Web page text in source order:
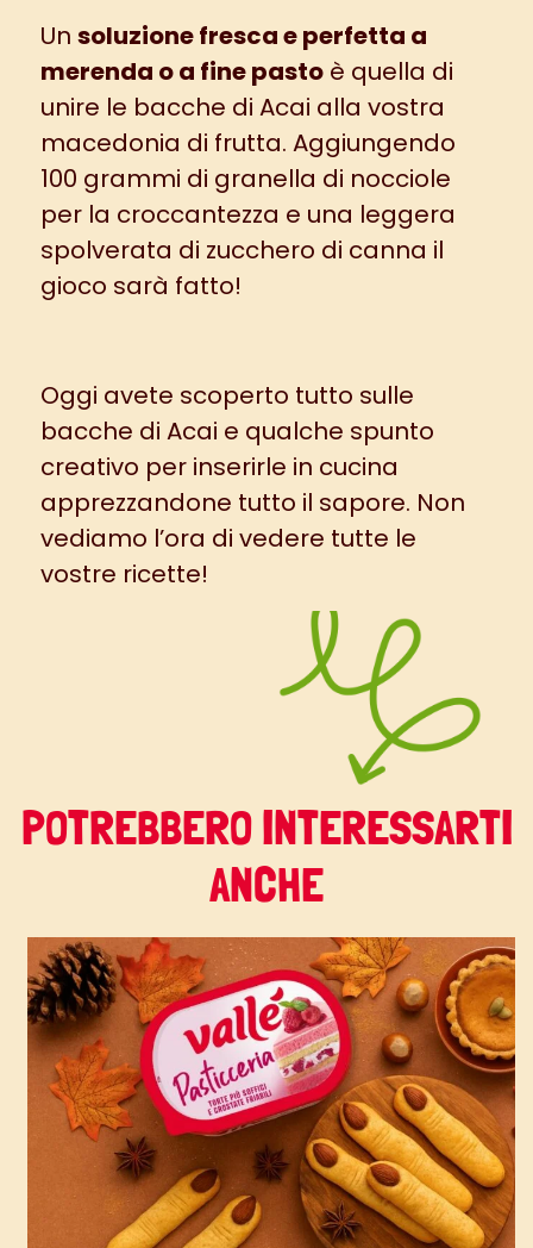
Un soluzione fresca e perfetta a
merenda o a fine pastoè quella di
unire le bacche di Acai alla vostra
macedonia di frutta. Aggiungendo
100 grammi di granella di nocciole
per la croccantezza e una leggera
spolverata di zucchero di canna il
gioco sarà fatto!
Oggi avete scoperto tutto sulle
bacche di Acai e qualche spunto
creativo per inserirle in cucina
apprezzandone tutto il sapore. Non
vediamo l’ora di vedere tutte le
vostre ricette!
POTREBBERO INTERESSARTI
ANCHE